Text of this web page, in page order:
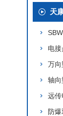
天
电
万向
轴向
远传
防